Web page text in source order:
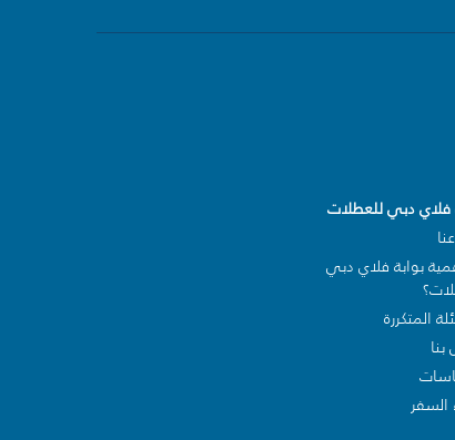
فلاي دبي للعطلات
بوابة فلاي دبي
المتكررة
السفر